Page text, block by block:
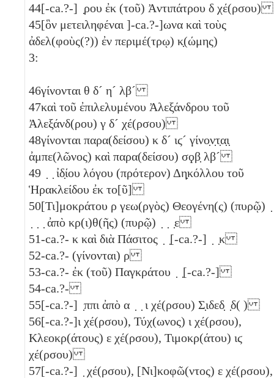
44[-ca.?-] ̣ρου ἐκ (τοῦ) Ἀντιπάτρου δ χέ(ρσου)
45[ὃν μετειληφέναι ]-ca.?-]ωνα καὶ τοὺς
ἀδελ(φοὺς(?)) ἐν περιμέ(τρῳ) κ̣(ώμης)
3:
46γίνονται θ δ´ η´ λβ´
47καὶ τοῦ ἐπιλελυμένου Ἀλεξάνδρου τοῦ
Ἀλεξάνδ(ρου) γ δ´ χέ(ρσου)
48γίνονται παρα(δείσου) κ δ´ ιϛ´ γίνο̣ν̣τ̣α̣ι̣
ἀμπε(λῶνος) καὶ παρα(δείσου) σϙβ̣ λβ´
49 ̣ ̣ ἰδ̣ίου λόγου (πρότερον) Δη̣κόλλου τοῦ
Ἡρακλείδου ἐκ το[ῦ]
50[Τι]μοκράτου ρ γεω(ργὸς) Θεογένη(ς) (πυρῷ) ̣
̣ ̣ ̣ ἀπὸ κρ(ι)θ(ῆς) (πυρῷ) ̣ ̣ ̣ ε
51-ca.?- κ καὶ διὰ Πάσιτος ̣ ̣[-ca.?-] ̣ ̣ κ
52-ca.?- (γίνονται) ρ
53-ca.?- ἐκ (τοῦ) Παγκράτου ̣ ̣[-ca.?-]
54-ca.?-
55[-ca.?-] ̣ππι ἀπὸ α ̣ ̣ ι χέ(ρσου) Σ̣ιδεδ̣ ̣δ( )
56[-ca.?-]ι χέ(ρσου), Τύχ(ωνος) ι χέ(ρσου),
Κλεοκρ(άτους) ε χέ(ρσου), Τιμοκρ(άτου) ιϛ
χέ(ρσου)
57[-ca.?-] ̣ χέ(ρσου), [Νι]κοφῶ(ντος) ε χέ(ρσου),